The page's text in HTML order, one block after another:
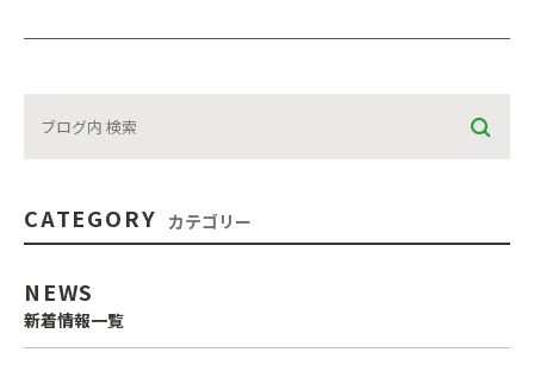
CATEGORY カテゴリー
NEWS
新着情報一覧